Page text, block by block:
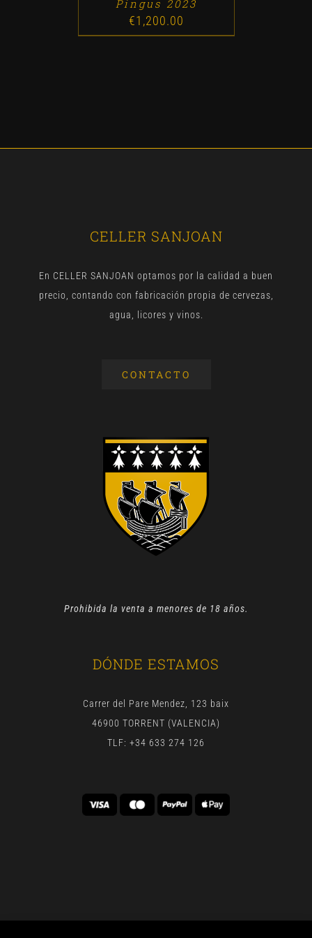
Pingus 2023
€1,200.00
CELLER SANJOAN
En CELLER SANJOAN optamos por la calidad a buen
precio, contando con fabricación propia de cervezas,
agua, licores y vinos.
CONTACTO
Prohibida la venta a menores de 18 años.
DÓNDE ESTAMOS
Carrer del Pare Mendez, 123 baix
46900 TORRENT (VALENCIA)
TLF: +34 633 274 126